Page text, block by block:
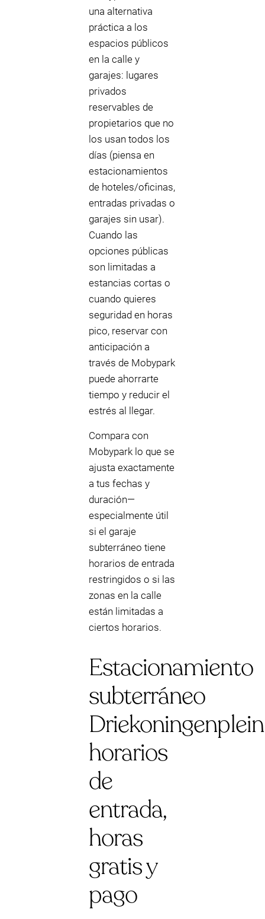
una alternativa
práctica a los
espacios públicos
en la calle y
garajes: lugares
privados
reservables de
propietarios que no
los usan todos los
días (piensa en
estacionamientos
de hoteles/oficinas,
entradas privadas o
garajes sin usar).
Cuando las
opciones públicas
son limitadas a
estancias cortas o
cuando quieres
seguridad en horas
pico, reservar con
anticipación a
través de Mobypark
puede ahorrarte
tiempo y reducir el
estrés al llegar.
Compara con
Mobypark lo que se
ajusta exactamente
a tus fechas y
duración—
especialmente útil
si el garaje
subterráneo tiene
horarios de entrada
restringidos o si las
zonas en la calle
están limitadas a
ciertos horarios.
Estacionamiento
subterráneo
horarios
de
entrada,
horas
gratis y
pago